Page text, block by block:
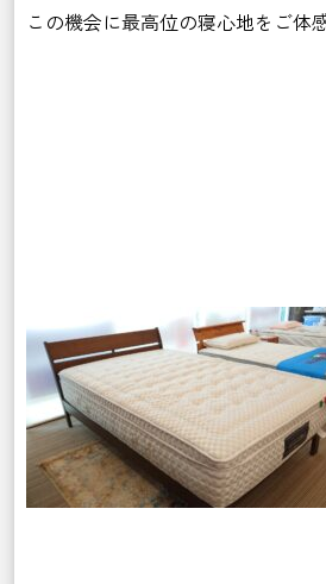
この機会に最高位の寝心地をご体